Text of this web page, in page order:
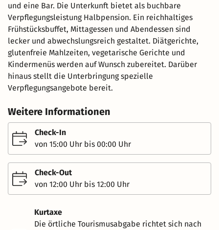
und eine Bar. Die Unterkunft bietet als buchbare
Verpflegungsleistung Halbpension. Ein reichhaltiges
Frühstücksbuffet, Mittagessen und Abendessen sind
lecker und abwechslungsreich gestaltet. Diätgerichte,
glutenfreie Mahlzeiten, vegetarische Gerichte und
Kindermenüs werden auf Wunsch zubereitet. Darüber
hinaus stellt die Unterbringung spezielle
Verpflegungsangebote bereit.
Weitere Informationen
Check-In
von 15:00 Uhr bis 00:00 Uhr
Check-Out
von 12:00 Uhr bis 12:00 Uhr
Kurtaxe
Die örtliche Tourismusabgabe richtet sich nach